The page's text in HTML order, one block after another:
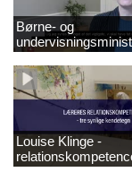
Børne- og
Rosenkrantz-Theil
DKLF 2020
Louise Klinge -